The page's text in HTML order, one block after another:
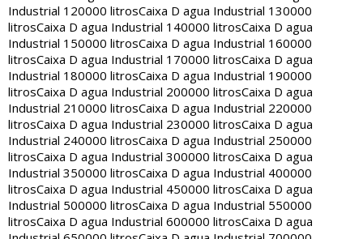
Industrial 120000 litrosCaixa D agua Industrial 130000
litrosCaixa D agua Industrial 140000 litrosCaixa D agua
Industrial 150000 litrosCaixa D agua Industrial 160000
litrosCaixa D agua Industrial 170000 litrosCaixa D agua
Industrial 180000 litrosCaixa D agua Industrial 190000
litrosCaixa D agua Industrial 200000 litrosCaixa D agua
Industrial 210000 litrosCaixa D agua Industrial 220000
litrosCaixa D agua Industrial 230000 litrosCaixa D agua
Industrial 240000 litrosCaixa D agua Industrial 250000
litrosCaixa D agua Industrial 300000 litrosCaixa D agua
Industrial 350000 litrosCaixa D agua Industrial 400000
litrosCaixa D agua Industrial 450000 litrosCaixa D agua
Industrial 500000 litrosCaixa D agua Industrial 550000
litrosCaixa D agua Industrial 600000 litrosCaixa D agua